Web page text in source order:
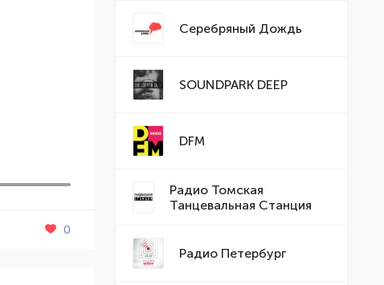
0
Серебряный Дождь
SOUNDPARK DEEP
DFM
Радио Томская
Танцевальная Станция
Радио Петербург